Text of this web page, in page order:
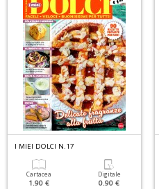
I MIEI DOLCI N.17
Cartacea
1.90 €
Digitale
0.90 €